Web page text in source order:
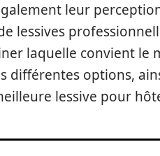
leur
lessives
laquelle convient le
différentes options,
lessive pour